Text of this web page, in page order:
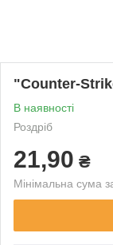
"Counter-
В наявності
Роздріб
21,90 ₴
Мінімальна сума